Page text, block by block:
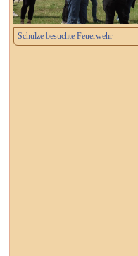
Schulze besuchte Feuerwehr